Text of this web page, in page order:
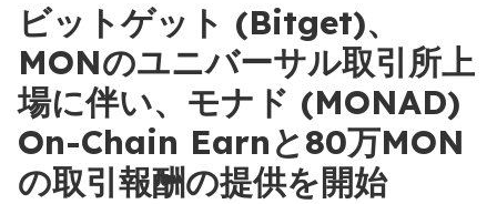
ビットゲット (Bitget)、
MONのユニバーサル取引所上
場に伴い、モナド (MONAD)
On-Chain Earnと80万MON
の取引報酬の提供を開始